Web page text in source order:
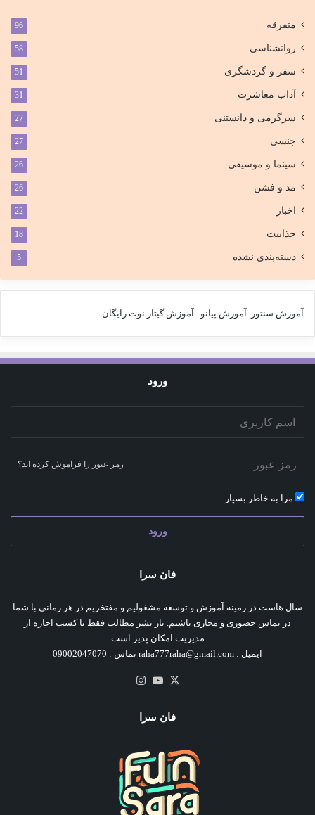
متفرقه 96
روانشناسی 58
سفر و گردشگری 51
آداب معاشرت 31
سرگرمی و دانستنی 27
جنسی 27
سینما و موسیقی 26
مد و فشن 26
اخبار 22
جذابیت 18
دسته‌بندی نشده 5
آموزش سنتور آموزش پیانو آموزش گیتار نوت رایگان
ورود
رمز عبور را فراموش کرده اید؟
مرا به خاطر بسپار
ورود
فان سرا
سال هاست در زمینه آموزش و توسعه مشغولیم و مفتخریم در هر زمانی با شما
در تماس حضوری و مجازی باشیم. باز نشر مطالب فقط با کسب اجازه از
مدیریت امکان پذیر است
ایمیل : raha777raha@gmail.com تماس : 09002047070
X یوتیوب
فان سرا